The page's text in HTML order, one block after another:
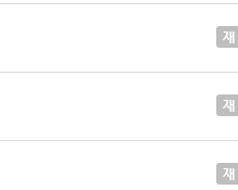
재
재
재